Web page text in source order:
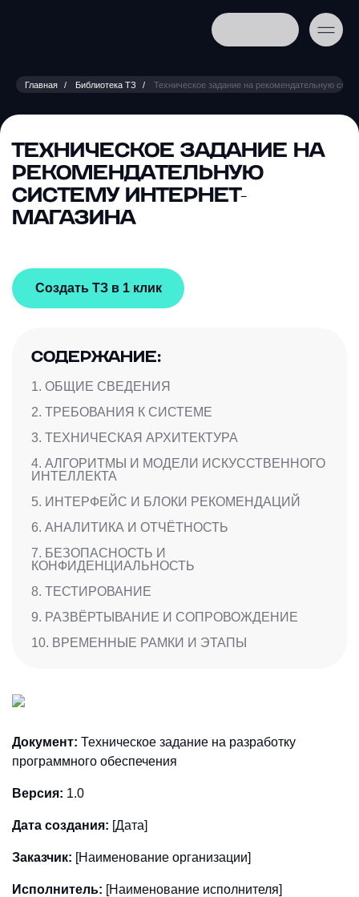
Главная Библиотека ТЗ Техническое задание на рекомендательную
ТЕХНИЧЕСКОЕ ЗАДАНИЕ НА
РЕКОМЕНДАТЕЛЬНУЮ
СИСТЕМУ ИНТЕРНЕТ-
МАГАЗИНА
Создать ТЗ в 1 клик
СОДЕРЖАНИЕ:
1. ОБЩИЕ СВЕДЕНИЯ
2. ТРЕБОВАНИЯ К СИСТЕМЕ
3. ТЕХНИЧЕСКАЯ АРХИТЕКТУРА
4. АЛГОРИТМЫ И МОДЕЛИ ИСКУССТВЕННОГО
ИНТЕЛЛЕКТА
5. ИНТЕРФЕЙС И БЛОКИ РЕКОМЕНДАЦИЙ
6. АНАЛИТИКА И ОТЧЁТНОСТЬ
7. БЕЗОПАСНОСТЬ И
КОНФИДЕНЦИАЛЬНОСТЬ
8. ТЕСТИРОВАНИЕ
9. РАЗВЁРТЫВАНИЕ И СОПРОВОЖДЕНИЕ
10. ВРЕМЕННЫЕ РАМКИ И ЭТАПЫ
Документ: Техническое задание на разработку
программного обеспечения
Версия: 1.0
Дата создания: [Дата]
Заказчик: [Наименование организации]
Исполнитель: [Наименование исполнителя]